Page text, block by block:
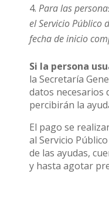
Para las
el Servicio Público
fecha de inicio
Si la persona
la Secretaría
datos necesarios
percibirán la
El pago se
al Servicio
de las ayudas,
y hasta agotar